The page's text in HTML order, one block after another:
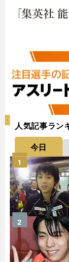
人気記事ラン
今日
1
2